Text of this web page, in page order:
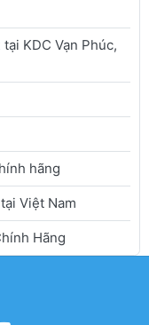
KDC Vạn Phúc,
hãng
Việt Nam
Hãng